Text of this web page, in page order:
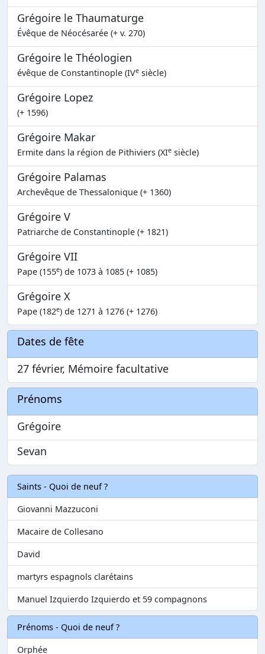
Grégoire le Thaumaturge
Évêque de Néocésarée (+ v. 270)
Grégoire le Théologien
évêque de Constantinople (IVe siècle)
Grégoire Lopez
(+ 1596)
Grégoire Makar
Ermite dans la région de Pithiviers (XIe siècle)
Grégoire Palamas
Archevêque de Thessalonique (+ 1360)
Grégoire V
Patriarche de Constantinople (+ 1821)
Grégoire VII
Pape (155e) de 1073 à 1085 (+ 1085)
Grégoire X
Pape (182e) de 1271 à 1276 (+ 1276)
Dates de fête
27 février, Mémoire facultative
Prénoms
Grégoire
Sevan
Saints - Quoi de neuf ?
Giovanni Mazzuconi
Macaire de Collesano
David
martyrs espagnols clarétains
Manuel Izquierdo Izquierdo et 59 compagnons
Prénoms - Quoi de neuf ?
Orphée